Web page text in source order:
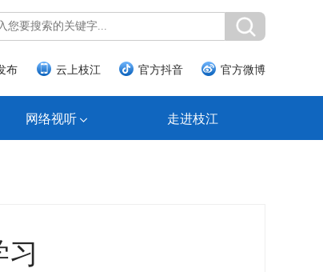
布 云上枝江 官方抖音 官方微博
网络视听 走进枝江